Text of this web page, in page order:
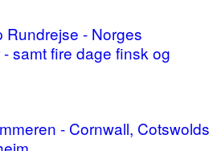
Rundrejse - Norges
samt fire dage finsk og
- Cornwall, Cotswolds